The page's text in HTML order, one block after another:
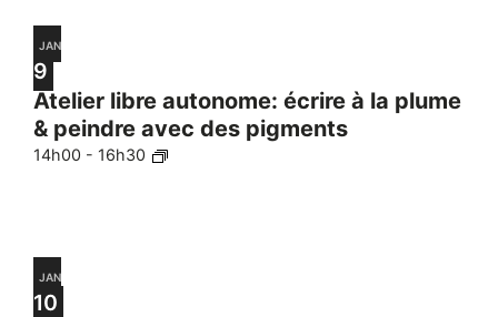
JAN
9
Atelier libre autonome: écrire à la plume
& peindre avec des pigments
14h00 - 16h30
JAN
10